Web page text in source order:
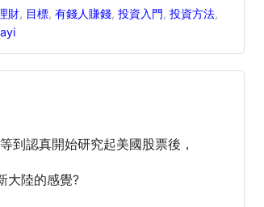
財, 目標, 有錢人賺錢, 投資入門, 投資方法,
到認真開始研究起美國股票後，
大陸的感覺?